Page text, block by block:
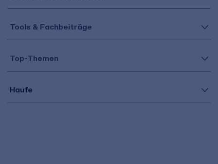
Tools & Fachbeiträge
Top-Themen
Haufe